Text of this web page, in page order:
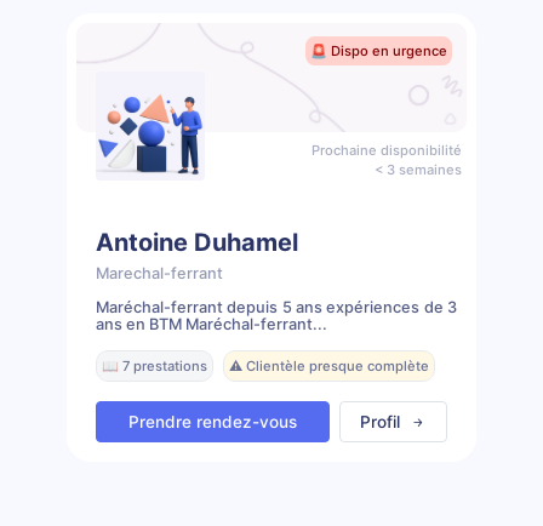
🚨 Dispo en urgence
Prochaine disponibilité
< 3 semaines
Antoine Duhamel
Marechal-ferrant
Maréchal-ferrant depuis 5 ans expériences de 3
ans en BTM Maréchal-ferrant...
📖 7 prestations ⚠️ Clientèle presque complète
Prendre rendez-vous Profil